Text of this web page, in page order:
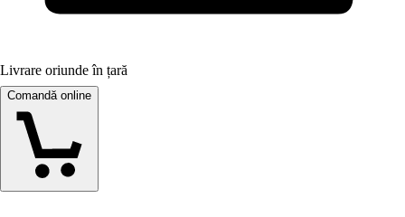
Livrare oriunde în țară
Comandă online